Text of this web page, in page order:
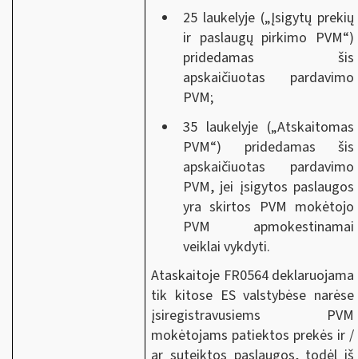
25 laukelyje („Įsigytų prekių
ir paslaugų pirkimo PVM“)
pridedamas šis
apskaičiuotas pardavimo
PVM;
35 laukelyje („Atskaitomas
PVM“) pridedamas šis
apskaičiuotas pardavimo
PVM, jei įsigytos paslaugos
yra skirtos PVM mokėtojo
PVM apmokestinamai
veiklai vykdyti.
Ataskaitoje FR0564 deklaruojama
tik kitose ES valstybėse narėse
įsiregistravusiems PVM
mokėtojams patiektos prekės ir /